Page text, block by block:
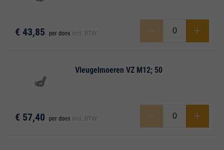
€ 43,85 per doos incl. BTW
Vleugelmoeren VZ M12; 50
€ 57,40 per doos incl. BTW